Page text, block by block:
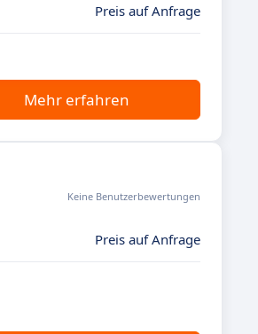
Preis auf Anfrage
Mehr erfahren
Keine Benutzerbewertungen
Preis auf Anfrage